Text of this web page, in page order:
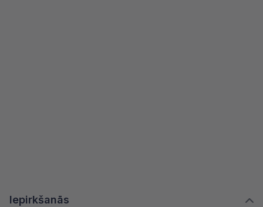
Iepirkšanās